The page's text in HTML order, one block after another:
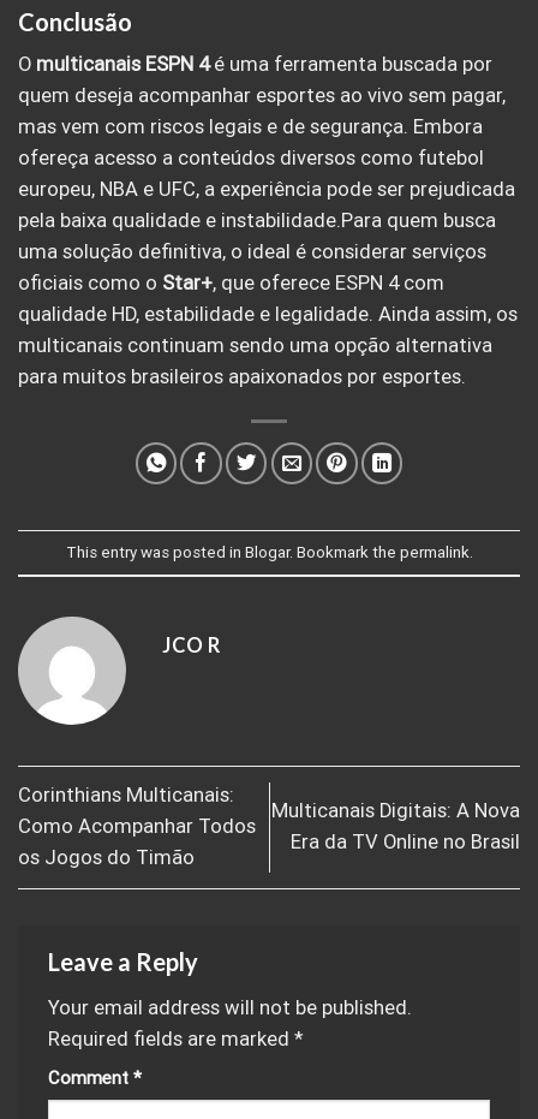
Conclusão
O multicanaisESPN 4é uma ferramenta buscada por
quem deseja acompanhar esportes ao vivo sem pagar,
mas vem com riscos legais e de segurança. Embora
ofereça acesso a conteúdos diversos como futebol
europeu, NBA e UFC, a experiência pode ser prejudicada
pela baixa qualidade e instabilidade.Para quem busca
uma solução definitiva, o ideal é considerar serviços
oficiais como o Star+, que oferece ESPN 4 com
qualidade HD, estabilidade e legalidade. Ainda assim, os
multicanais continuam sendo uma opção alternativa
para muitos brasileiros apaixonados por esportes.
This entry was posted in Blogar. Bookmark the permalink.
JCO R
Corinthians Multicanais:
Como Acompanhar Todos
os Jogos do Timão
Multicanais Digitais: A Nova
Era da TV Online no Brasil
Leave a Reply
Your email address will not be published.
Required fields are marked *
Comment *